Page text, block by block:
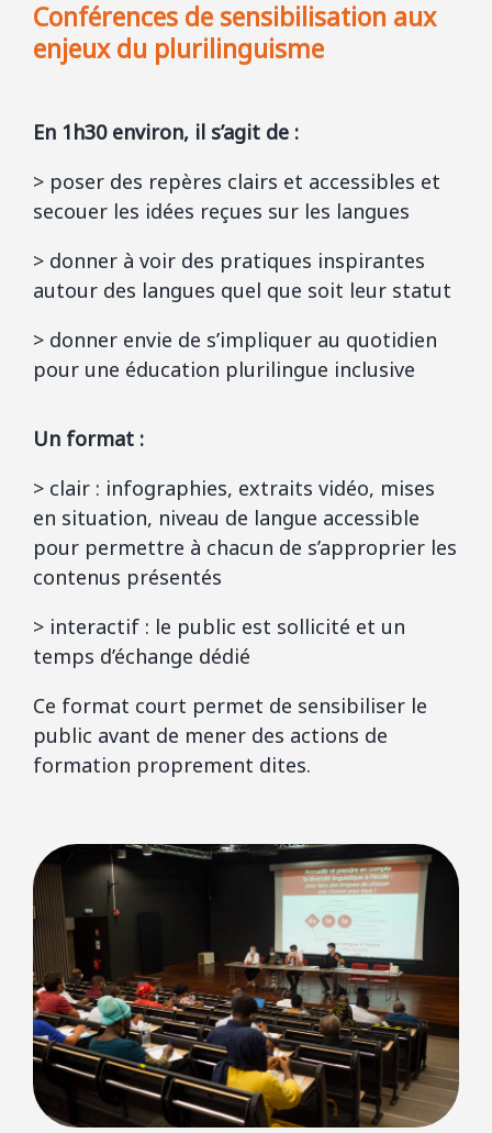
Conférences de sensibilisation aux
enjeux du plurilinguisme
En 1h30 environ, il s’agit de :
> poser des repères clairs et accessibles et
secouer les idées reçues sur les langues
> donner à voir des pratiques inspirantes
autour des langues quel que soit leur statut
> donner envie de s’impliquer au quotidien
pour une éducation plurilingue inclusive
Un format :
> clair : infographies, extraits vidéo, mises
en situation, niveau de langue accessible
pour permettre à chacun de s’approprier les
contenus présentés
> interactif : le public est sollicité et un
temps d’échange dédié
Ce format court permet de sensibiliser le
public avant de mener des actions de
formation proprement dites.